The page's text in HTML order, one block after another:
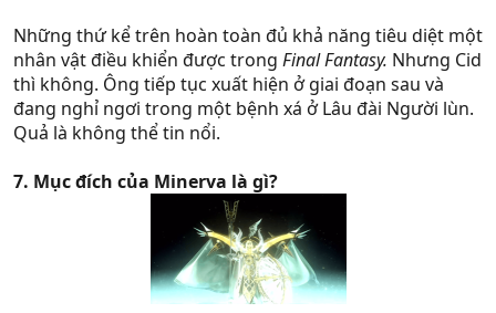
Những thứ kể trên hoàn toàn đủ khả năng tiêu diệt một
nhân vật điều khiển được trong Final Fantasy. Nhưng Cid
thì không. Ông tiếp tục xuất hiện ở giai đoạn sau và
đang nghỉ ngơi trong một bệnh xá ở Lâu đài Người lùn.
Quả là không thể tin nổi.
7. Mục đích của Minerva là gì?